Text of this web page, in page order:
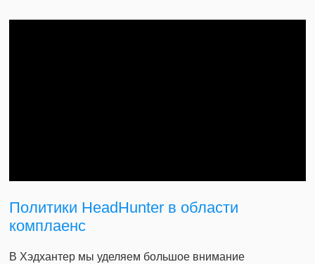
Политики HeadHunter в области
комплаенс
В Хэдхантер мы уделяем большое внимание